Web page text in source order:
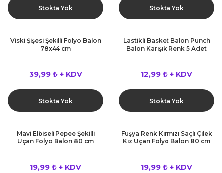
Stokta Yok Stokta Yok
Viski Şişesi Şekilli Folyo Balon
78x44 cm
39,99 ₺ + KDV
Stokta Yok
Lastikli Basket Balon Punch
Balon Karışık Renk 5 Adet
12,99 ₺ + KDV
Stokta Yok
Mavi Elbiseli Pepee Şekilli
Uçan Folyo Balon 80 cm
19,99 ₺ + KDV
Fuşya Renk Kırmızı Saçlı Çilek
Kız Uçan Folyo Balon 80 cm
19,99 ₺ + KDV